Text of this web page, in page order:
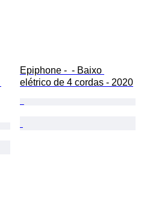
Epiphone -  - Baixo
elétrico de 4 cordas - 2020